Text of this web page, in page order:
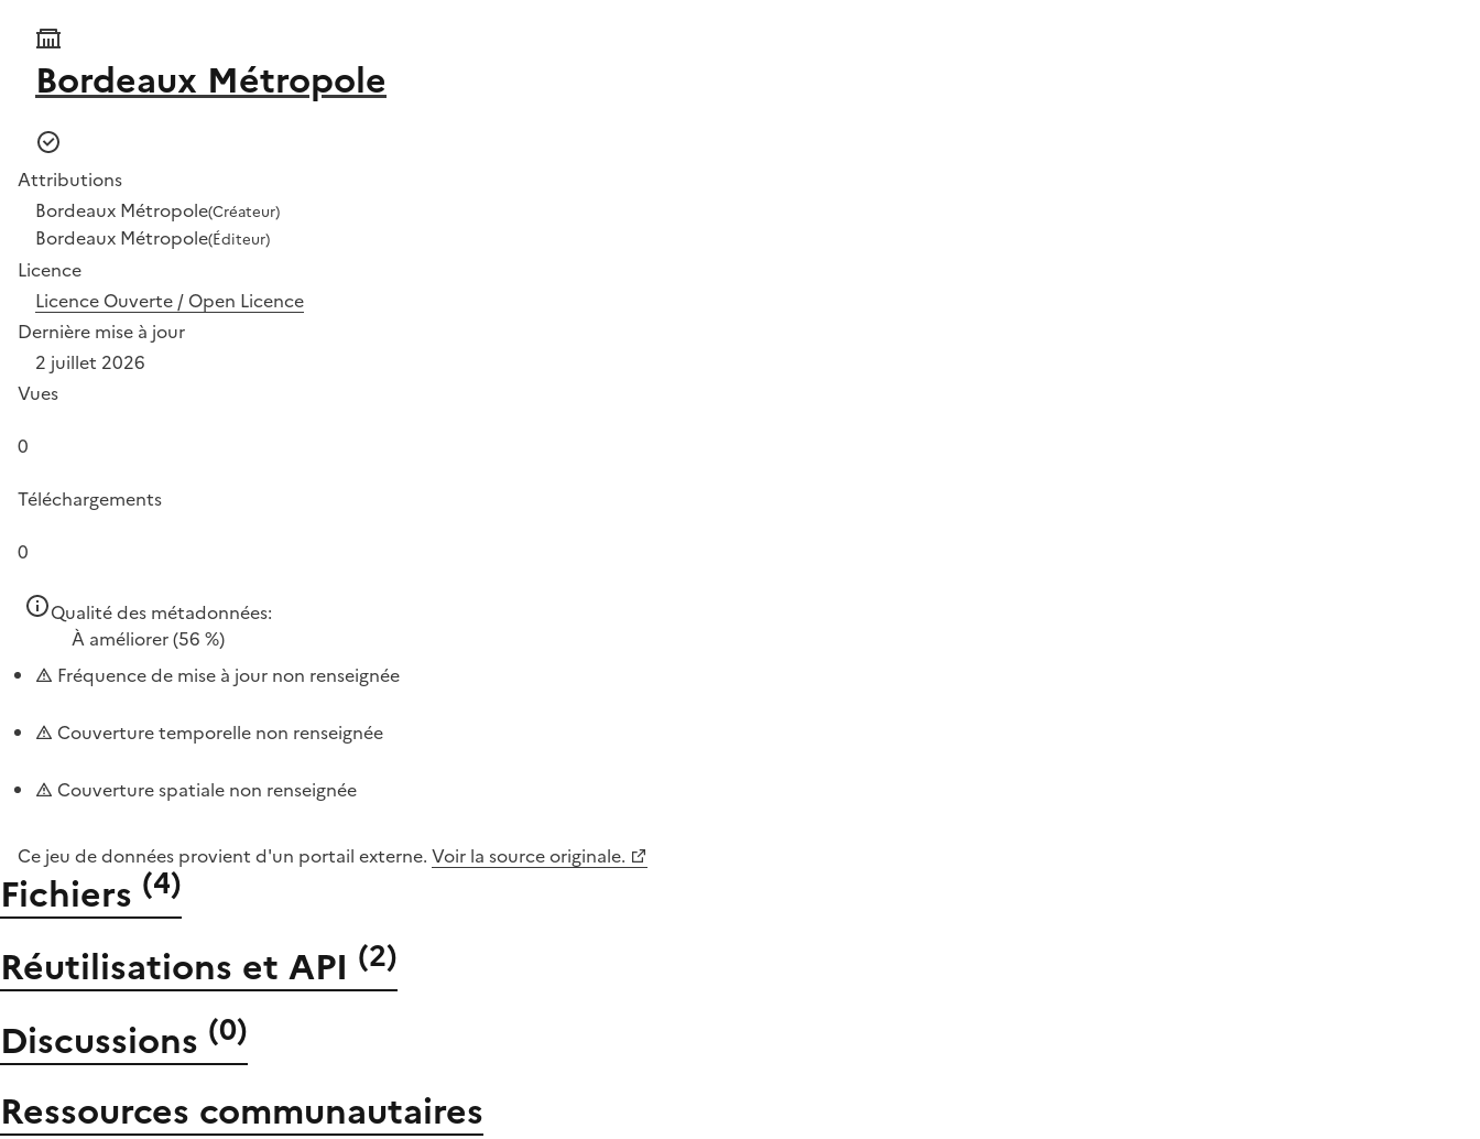
Bordeaux Métropole
Attributions
Bordeaux Métropole(Créateur)
Bordeaux Métropole(Éditeur)
Licence
Licence Ouverte / Open Licence
Dernière mise à jour
2 juillet 2026
Vues
0
Téléchargements
0
Qualité des métadonnées:
À améliorer(56 %)
Fréquence de mise à jour non renseignée
Couverture temporelle non renseignée
Couverture spatiale non renseignée
Ce jeu de données provient d'un portail externe. Voir la source originale.
Fichiers (4)
Réutilisations et API (2)
Discussions (0)
Ressources communautaires